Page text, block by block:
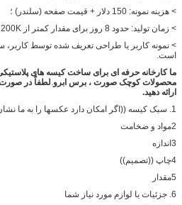
> هزینه نمونه: 150 دلار + قیمت صفحه (سلندر) ؛
> زمان تولید: حدود 8 روز برای مقدار کمتر از 200K؛
> نمونه کاربر یا طراحی تعریف شده توسط کاربر،
است.
ما کارخانه حرفه ای برای ساخت
محصولات کوچک صورت ، برس ابرو.لطفاً در صورت
ارائه دهید.
1. سبک کیسه ((اگر امکان دارد عکسها را به ما نشان دهید) ؛
2مواد و ضخامت
3اندازه
4چاپ ((تصميم))
5مقدار
6. جزئيات يا لوازم مورد نياز شما